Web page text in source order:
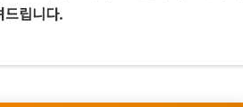
드립니다.